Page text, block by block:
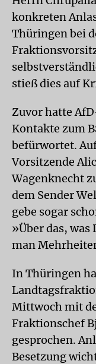
konkreten
Thüringen bei
stieß dies auf
Zuvor hatte
Kontakte zum
befürwortet.
Vorsitzende
Wagenknecht
dem Sender
gebe sogar
»Über das,
man
In Thüringen
Mittwoch mit
Fraktionschef
gesprochen.
Besetzung